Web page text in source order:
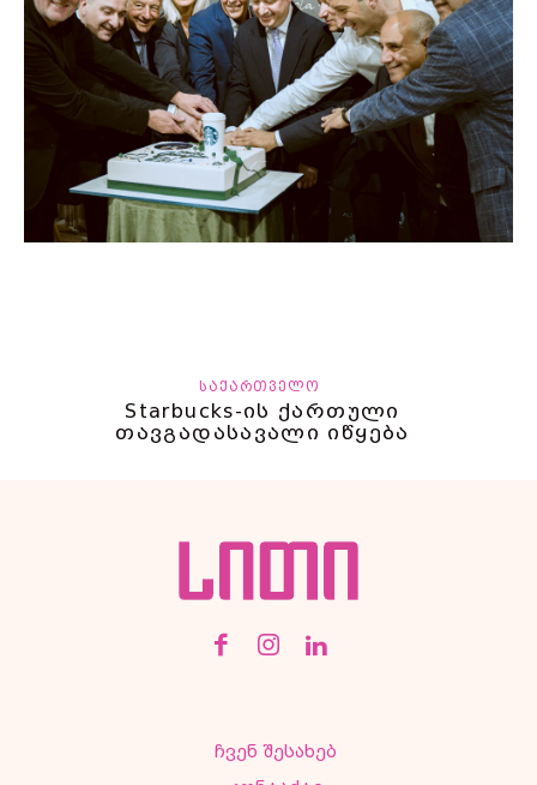
ᲡᲐᲥᲐᲠᲗᲕᲔᲚᲝ
Starbucks-ის ქართული
თავგადასავალი იწყება
ჩვენ შესახებ